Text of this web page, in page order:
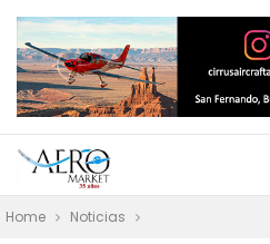
Home Noticias